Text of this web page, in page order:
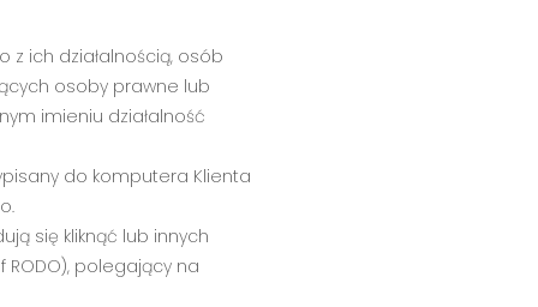
ich działalnością, osób
osoby prawne lub
imieniu działalność
do komputera Klienta
się kliknąć lub innych
RODO), polegający na